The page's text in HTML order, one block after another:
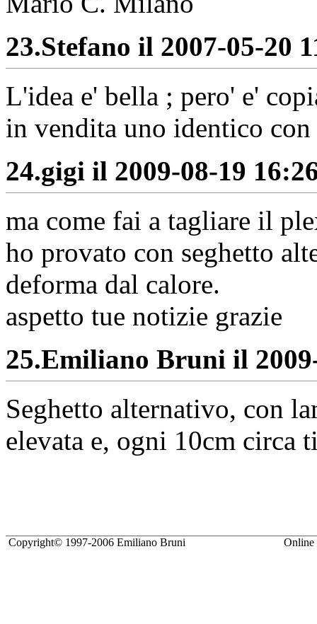
23.Stefano il 2007-05-20
L'idea e' bella ; pero' e'
in vendita uno identico
24.gigi il 2009-08-19
ma come fai a tagliare il
ho provato con seghetto
deforma dal calore.
aspetto tue notizie grazie
25.Emiliano Bruni il
Seghetto alternativo, con
elevata e, ogni 10cm circa
Copyright© 1997-2006 Emiliano Bruni Online